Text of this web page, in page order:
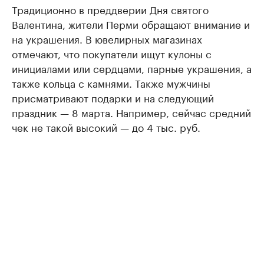
Традиционно в преддверии Дня святого
Валентина, жители Перми обращают внимание и
на украшения. В ювелирных магазинах
отмечают, что покупатели ищут кулоны с
инициалами или сердцами, парные украшения, а
также кольца с камнями. Также мужчины
присматривают подарки и на следующий
праздник — 8 марта. Например, сейчас средний
чек не такой высокий — до 4 тыс. руб.